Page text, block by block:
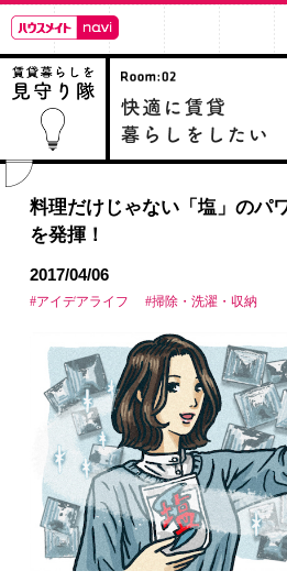
料理だけじゃない「塩」のパ
を発揮！
2017/04/06
#アイデアライフ #掃除・洗濯・収納